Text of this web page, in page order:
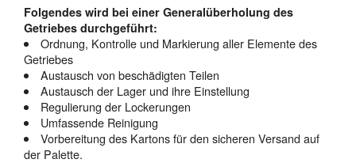
Folgendes wird bei einer Generalüberholung des
Getriebes durchgeführt:
Ordnung, Kontrolle und Markierung aller Elemente des
Getriebes
Austausch von beschädigten Teilen
Austausch der Lager und ihre Einstellung
Regulierung der Lockerungen
Umfassende Reinigung
Vorbereitung des Kartons für den sicheren Versand auf
der Palette.